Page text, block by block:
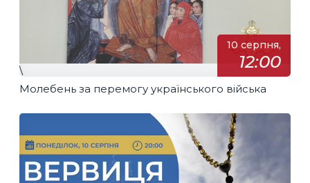
10 серпня,
12:00
\
Молебень за перемогу українського війська